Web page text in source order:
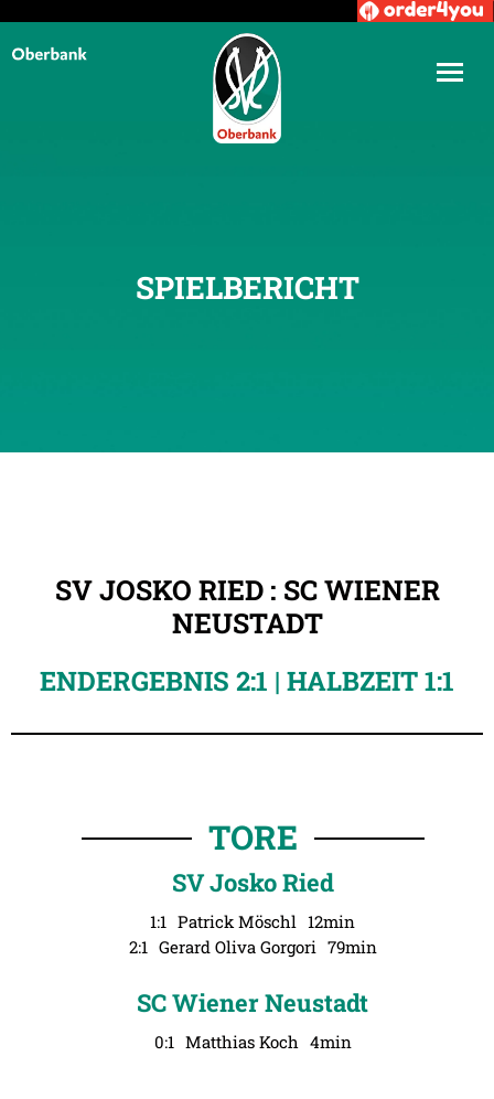
SPIELBERICHT
SV JOSKO RIED : SC WIENER
NEUSTADT
ENDERGEBNIS 2:1 | HALBZEIT 1:1
TORE
SV Josko Ried
1:1 Patrick Möschl 12min
2:1 Gerard Oliva Gorgori 79min
SC Wiener Neustadt
0:1 Matthias Koch 4min